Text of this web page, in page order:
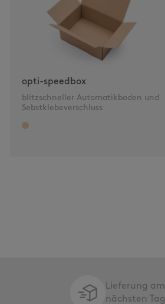
opti-speedbox
blitzschneller Automatikboden und
Sebstklebeverschluss
Lieferung am
nächsten Tag